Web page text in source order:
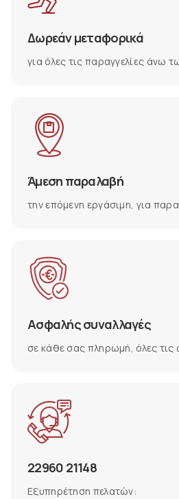
Δωρεάν μεταφορικά
για όλες τις παραγγελίες άνω
Άμεση παραλαβή
την επόμενη εργάσιμη, για
Ασφαλής συναλλαγές
σε κάθε σας πληρωμή, όλες τις
22960 21148
Εξυπηρέτηση πελατών: